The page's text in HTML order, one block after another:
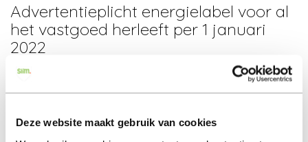
Deze website maakt gebruik van cookies
Advertentieplicht energielabel voor al
het vastgoed herleeft per 1 januari
2022
Eveneens is het verplicht om een geldig energielabel te
vermelden in de advertentie waarin een woning (of
Tot 1 januari 2022 handhaaft de ILT niet op de